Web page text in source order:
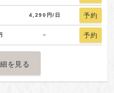
4,290円/日 予約
－ 予約
を見る